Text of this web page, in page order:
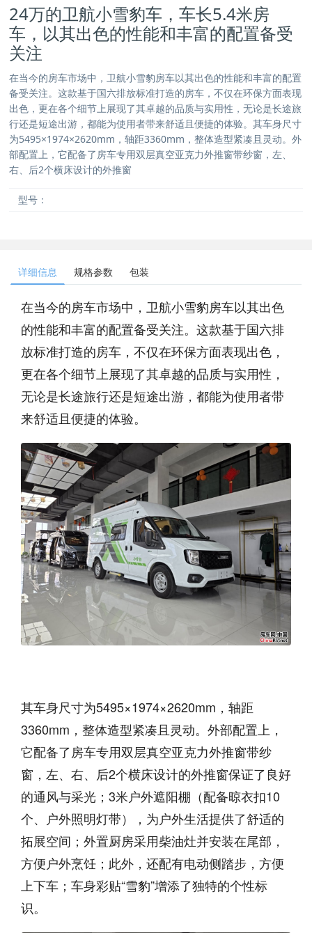
24万的卫航小雪豹车，车长5.4米房
车，以其出色的性能和丰富的配置备受
关注
在当今的房车市场中，卫航小雪豹房车以其出色的性能和丰富的配置
备受关注。这款基于国六排放标准打造的房车，不仅在环保方面表现
出色，更在各个细节上展现了其卓越的品质与实用性，无论是长途旅
行还是短途出游，都能为使用者带来舒适且便捷的体验。其车身尺寸
为5495×1974×2620mm，轴距3360mm，整体造型紧凑且灵动。外
部配置上，它配备了房车专用双层真空亚克力外推窗带纱窗，左、
右、后2个横床设计的外推窗
型号：
详细信息 规格参数 包装
在当今的房车市场中，卫航小雪豹房车以其出色
的性能和丰富的配置备受关注。这款基于国六排
放标准打造的房车，不仅在环保方面表现出色，
更在各个细节上展现了其卓越的品质与实用性，
无论是长途旅行还是短途出游，都能为使用者带
来舒适且便捷的体验。
其车身尺寸为5495×1974×2620mm，轴距
3360mm，整体造型紧凑且灵动。外部配置上，
它配备了房车专用双层真空亚克力外推窗带纱
窗，左、右、后2个横床设计的外推窗保证了良好
的通风与采光；3米户外遮阳棚（配备晾衣扣10
个、户外照明灯带），为户外生活提供了舒适的
拓展空间；外置厨房采用柴油灶并安装在尾部，
方便户外烹饪；此外，还配有电动侧踏步，方便
上下车；车身彩贴“雪豹”增添了独特的个性标
识。